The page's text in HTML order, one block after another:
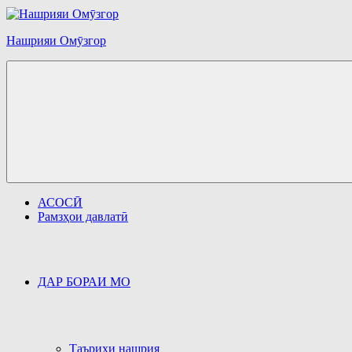
Перейти
содержимому
Нашрияи Омӯзгор
АСОСӢ
Рамзҳои давлатӣ
ДАР БОРАИ МО
Таърихи нашрия